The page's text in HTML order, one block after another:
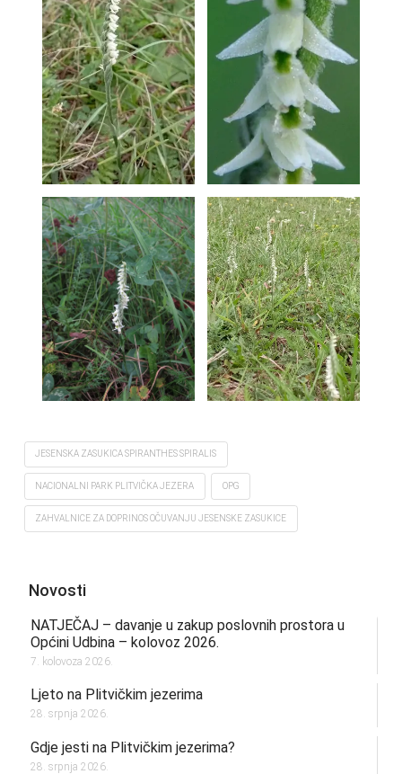
JESENSKA ZASUKICA SPIRANTHES SPIRALIS
NACIONALNI PARK PLITVIČKA JEZERA OPG
ZAHVALNICE ZA DOPRINOS OČUVANJU JESENSKE ZASUKICE
Novosti
NATJEČAJ – davanje u zakup poslovnih prostora u
Općini Udbina – kolovoz 2026.
7. kolovoza 2026.
Ljeto na Plitvičkim jezerima
28. srpnja 2026.
Gdje jesti na Plitvičkim jezerima?
28. srpnja 2026.